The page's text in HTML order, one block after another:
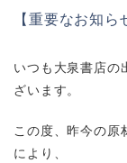
【重要なお知
いつも大泉書店の
ざいます。
この度、昨今の
により、